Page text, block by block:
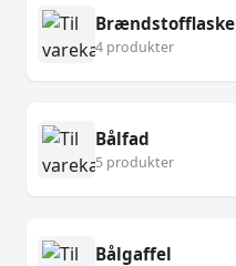
Brændstofflaske
4 produkter
Bålfad
5 produkter
Bålgaffel